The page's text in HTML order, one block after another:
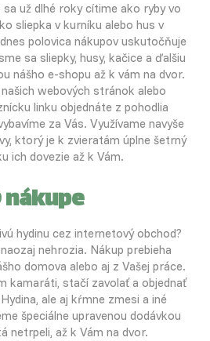
už dlhé roky cítime ako ryby vo
sliepka v kurníku alebo hus v
polovica nákupov uskutočňuje
sa sliepky, husy, kačice a ďalšiu
nášho e-shopu až k vám na dvor.
webových stránok alebo
linku objednáte z pohodlia
za Vás. Využívame navyše
ktorý je k zvieratám úplne šetrný
ich dovezie až k Vám.
nákupe
hydinu cez internetový obchod?
nehrozia. Nákup prebieha
domova alebo aj z Vašej práce.
kamaráti, stačí zavolať a objednať
ale aj kŕmne zmesi a iné
špeciálne upravenou dodávkou
netrpeli, až k Vám na dvor.